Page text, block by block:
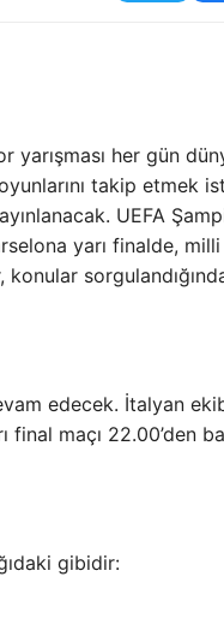
yarışması her gün
takip etmek
UEFA
yarı finalde, milli
edecek. İtalyan
final maçı 22.00’den
gibidir: